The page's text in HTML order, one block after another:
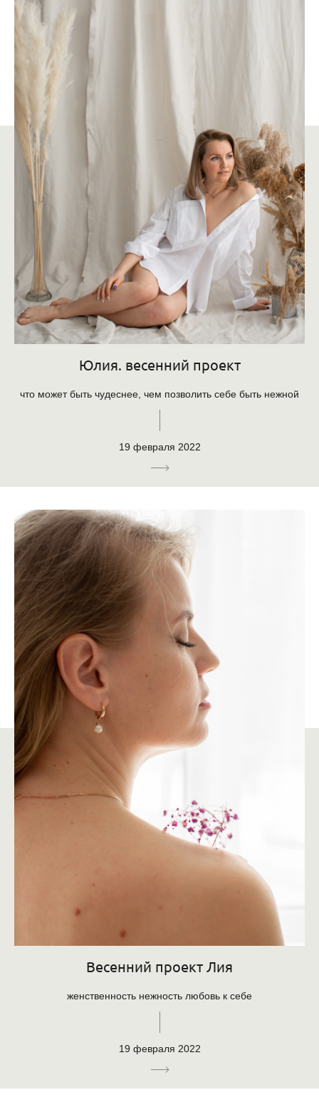
Юлия. весенний проект
что может быть чудеснее, чем позволить себе быть нежной
19 февраля 2022
Весенний проект Лия
женственность нежность любовь к себе
19 февраля 2022